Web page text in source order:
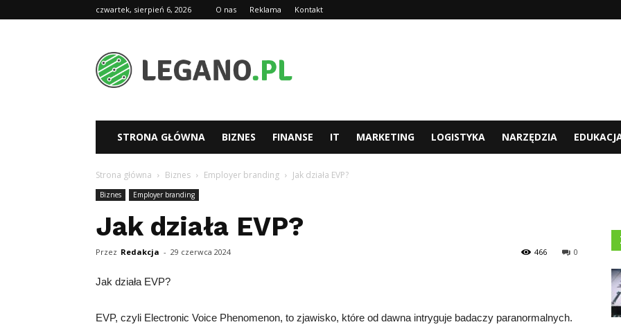
czwartek, sierpień 6, 2026 O nas Reklama Kontakt
STRONA GŁÓWNA BIZNES FINANSE IT MARKETING LOGISTYKA NARZĘDZIA
Strona główna Biznes Employer branding Jak działa EVP?
Biznes Employer branding
Jak działa EVP?
Przez Redakcja - 29 czerwca 2024 0
466
Jak działa EVP?
EVP, czyli Electronic Voice Phenomenon, to zjawisko, które od dawna intryguje badaczy paranormalnych.